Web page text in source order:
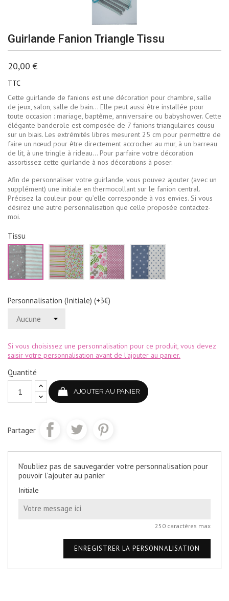
Guirlande Fanion Triangle Tissu
20,00 €
TTC
Cette guirlande de fanions est une décoration pour chambre, salle
de jeux, salon, salle de bain… Elle peut aussi être installée pour
toute occasion : mariage, baptême, anniversaire ou babyshower. Cette
élégante banderole est composée de 7 fanions triangulaires cousu
sur un biais. Les extrémités libres mesurent 25 cm pour permettre de
faire un nœud pour être directement accrocher au mur, à un barreau
de lit, à une tringle à rideau… Pour parfaire votre décoration
assortissez cette guirlande à nos décorations à poser.
Afin de personnaliser votre guirlande, vous pouvez ajouter (avec un
supplément) une initiale en thermocollant sur le fanion central.
Précisez la couleur pour qu’elle corresponde à vos envies. Si vous
désirez une autre personnalisation que celle proposée contactez-
moi.
Tissu
Vert
d'eau
et
gris
Rose
jaune
et
vert
Rose
et
vert
Bleu
jean
et
blanc
Personnalisation (Initiale) (+3€)
Si vous choisissez une personnalisation pour ce produit, vous devez
saisir votre personnalisation avant de l'ajouter au panier.
Quantité
AJOUTER AU PANIER
Partager
N'oubliez pas de sauvegarder votre personnalisation pour
pouvoir l'ajouter au panier
Initiale
250 caractères max
ENREGISTRER LA PERSONNALISATION